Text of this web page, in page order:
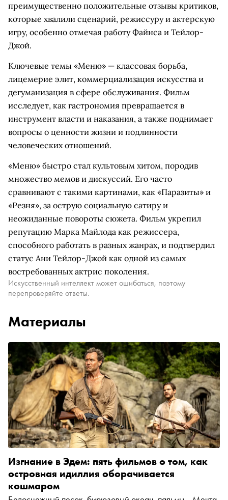
преимущественно положительные отзывы критиков,
которые хвалили сценарий, режиссуру и актерскую
игру, особенно отмечая работу Файнса и Тейлор-
Джой.
Ключевые темы «Меню» — классовая борьба,
лицемерие элит, коммерциализация искусства и
дегуманизация в сфере обслуживания. Фильм
исследует, как гастрономия превращается в
инструмент власти и наказания, а также поднимает
вопросы о ценности жизни и подлинности
человеческих отношений.
«Меню» быстро стал культовым хитом, породив
множество мемов и дискуссий. Его часто
сравнивают с такими картинами, как «Паразиты» и
«Резня», за острую социальную сатиру и
неожиданные повороты сюжета. Фильм укрепил
репутацию Марка Майлода как режиссера,
способного работать в разных жанрах, и подтвердил
статус Ани Тейлор-Джой как одной из самых
востребованных актрис поколения.
Искусственный интеллект может ошибаться, поэтому
перепроверяйте ответы.
Материалы
Изгнание в Эдем: пять фильмов о том, как
островная идиллия оборачивается
кошмаром